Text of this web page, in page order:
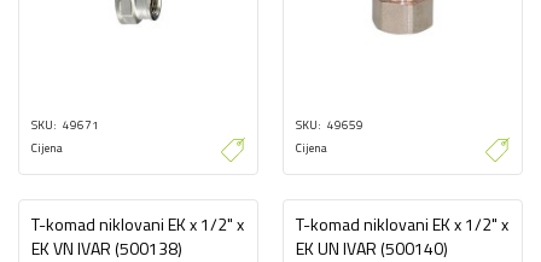
SKU 49671
Cijena
SKU 49659
Cijena
T-komad niklovani EK x 1/2" x
EK VN IVAR (500138)
T-komad niklovani EK x 1/2" x
EK UN IVAR (500140)